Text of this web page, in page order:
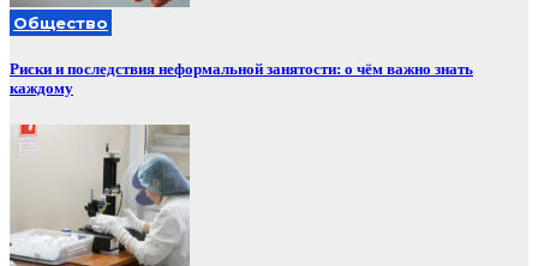
Общество
Риски и последствия неформальной занятости: о чём важно знать
каждому